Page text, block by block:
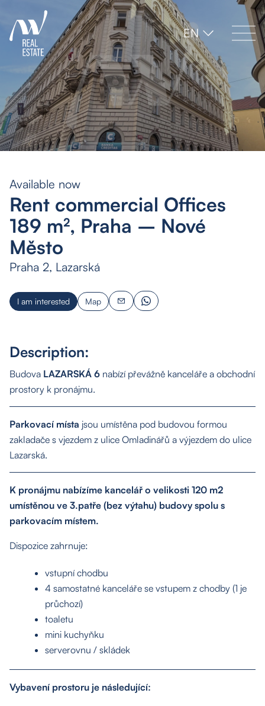
EN
Available now
Rent commercial Offices
189 m², Praha – Nové
Město
Praha 2, Lazarská
I am interested Map
Description:
Budova LAZARSKÁ 6 nabízí převážně kanceláře a obchodní
prostory k pronájmu.
Parkovací místa jsou umístěna pod budovou formou
zakladače s vjezdem z ulice Omladinářů a výjezdem do ulice
Lazarská.
K pronájmu nabízíme kancelář o velikosti 120 m2
umístěnou ve 3.patře (bez výtahu) budovy spolu s
parkovacím místem.
Dispozice zahrnuje:
vstupní chodbu
4 samostatné kanceláře se vstupem z chodby (1 je
průchozí)
toaletu
mini kuchyňku
serverovnu / skládek
Vybavení prostoru je následující: